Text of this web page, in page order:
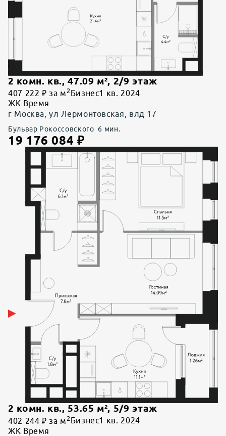
2 комн. кв., 47.09 м², 2/9 этаж
407 222 ₽ за м 2 Бизнес1 кв. 2024
ЖК Время
г Москва, ул Лермонтовская, влд 17
Бульвар Рокоссовского 6 мин.
19 176 084 ₽
2 комн. кв., 53.65 м², 5/9 этаж
402 244 ₽ за м 2 Бизнес1 кв. 2024
ЖК Время